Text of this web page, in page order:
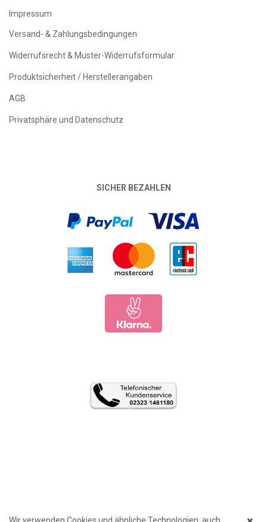
Impressum
Versand- & Zahlungsbedingungen
Widerrufsrecht & Muster-Widerrufsformular
Produktsicherheit / Herstellerangaben
AGB
Privatsphäre und Datenschutz
SICHER BEZAHLEN